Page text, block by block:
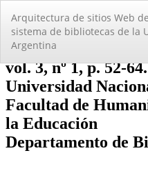
los
detalles
del
artículo
Arquitectura de sitios Web
sistema de bibliotecas de la
Argentina